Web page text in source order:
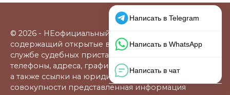
© 2026 - НЕофициальный информационный сайт,
содержащий открытые выверенные данные о
службе судебных приставов: официальные сайты,
телефоны, адреса, графики работы, схемы проезда,
а также ссылки на юридические фирмы. В
совокупности представленная информация